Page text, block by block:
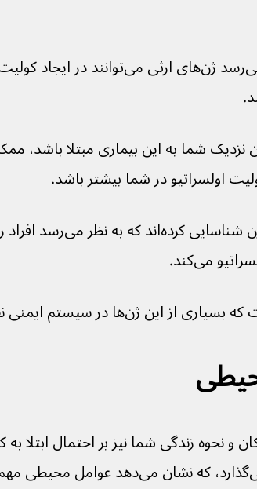
همچنین به نظر می‌رسد ژن‌های ارثی می‌توانند
نزدیک شما به این بیماری مبتلا باشد،
اولسراتیو در شما بیشتر باشد.
محققان چندین ژن شناسایی
می‌کند.
این ژن‌ها در سیستم ایمنی نقش دارند.
مکان و نحوه زندگی شما نیز بر احتمال ابتلا